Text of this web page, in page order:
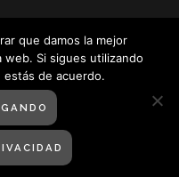
que damos la mejor
Si sigues utilizando
de acuerdo.